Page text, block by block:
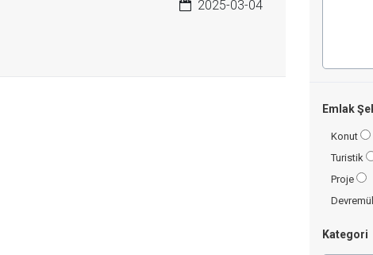
Emlak
Konut
Turistik
Proje
Kategori
2025-03-04